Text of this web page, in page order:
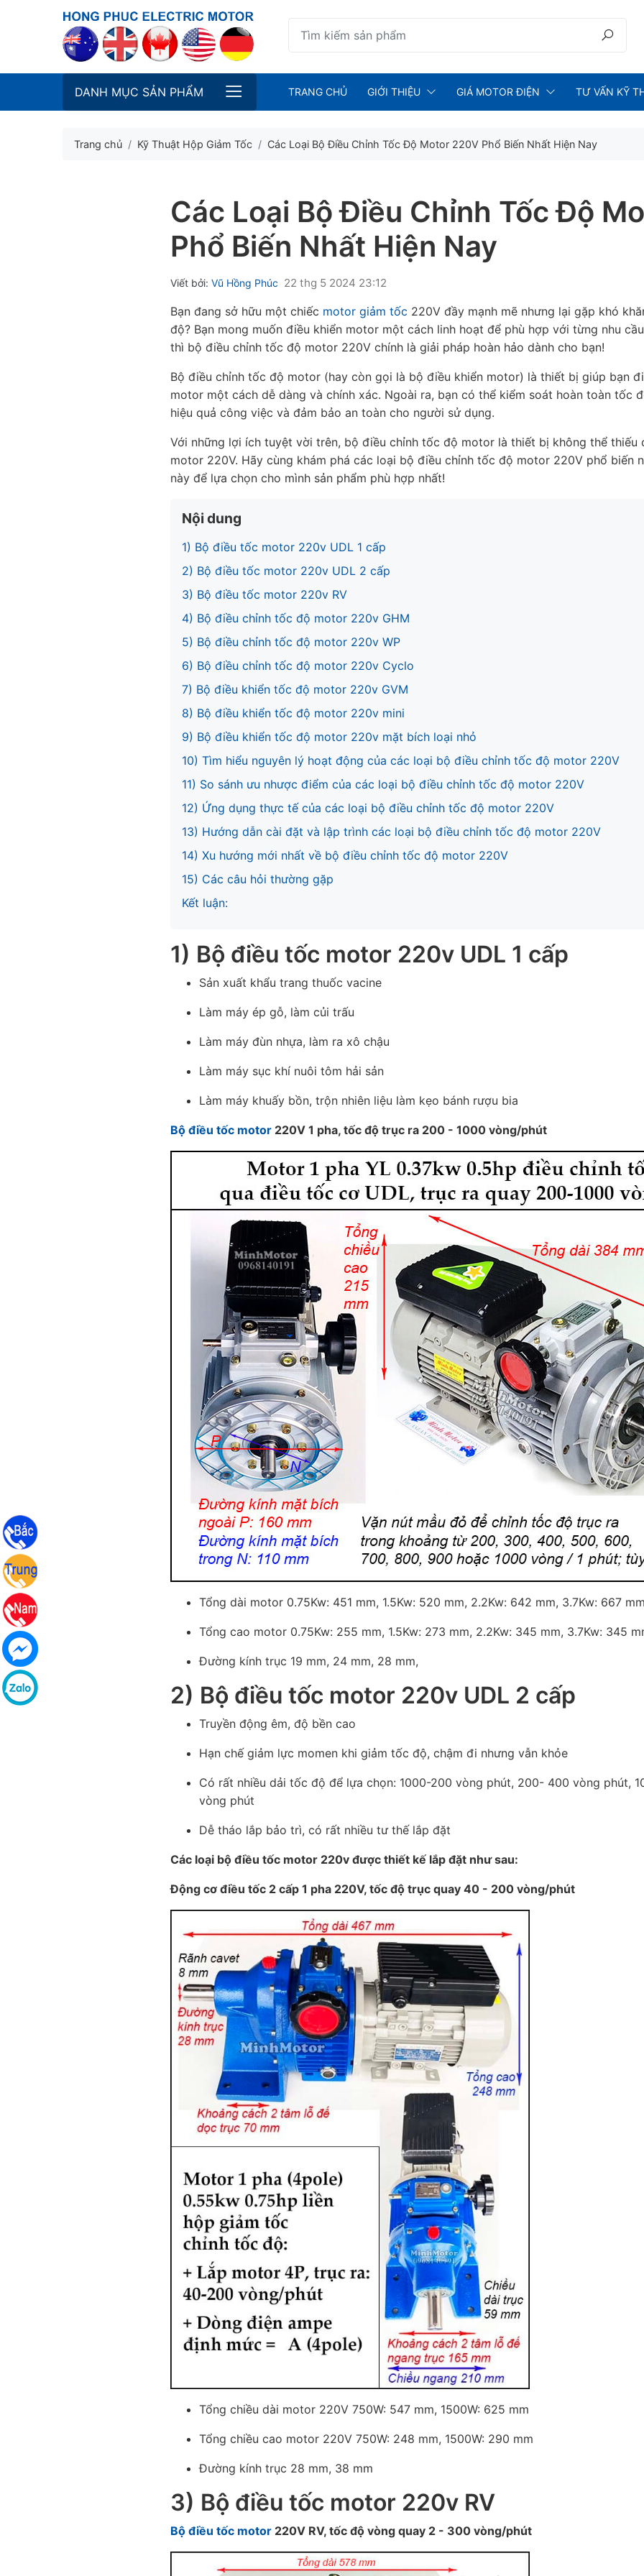
DANH MỤC SẢN PHẨM TRANG CHỦ GIỚI THIỆU GIÁ MOTOR ĐIỆN TƯ VẤN KỸ
Trang chủ Kỹ Thuật Hộp Giảm Tốc Các Loại Bộ Điều Chỉnh Tốc Độ Motor 220V Phổ Biến Nhất Hiện Nay
Các Loại Bộ Điều Chỉnh Tốc Độ
Phổ Biến Nhất Hiện Nay
Viết bởi: Vũ Hồng Phúc 22 thg 5 2024 23:12
Bạn đang sở hữu một chiếc motor giảm tốc 220V đầy mạnh mẽ nhưng lại gặp khó
độ? Bạn mong muốn điều khiển motor một cách linh hoạt để phù hợp với từng nhu
thì bộ điều chỉnh tốc độ motor 220V chính là giải pháp hoàn hảo dành cho bạn!
Bộ điều chỉnh tốc độ motor (hay còn gọi là bộ điều khiển motor) là thiết bị giúp bạn
motor một cách dễ dàng và chính xác. Ngoài ra, bạn có thể kiểm soát hoàn toàn tốc
hiệu quả công việc và đảm bảo an toàn cho người sử dụng.
Với những lợi ích tuyệt vời trên, bộ điều chỉnh tốc độ motor là thiết bị không thể thiếu
motor 220V. Hãy cùng khám phá các loại bộ điều chỉnh tốc độ motor 220V phổ biến
này để lựa chọn cho mình sản phẩm phù hợp nhất!
Nội dung
1) Bộ điều tốc motor 220v UDL 1 cấp
2) Bộ điều tốc motor 220v UDL 2 cấp
3) Bộ điều tốc motor 220v RV
4) Bộ điều chỉnh tốc độ motor 220v GHM
5) Bộ điều chỉnh tốc độ motor 220v WP
6) Bộ điều chỉnh tốc độ motor 220v Cyclo
7) Bộ điều khiển tốc độ motor 220v GVM
8) Bộ điều khiển tốc độ motor 220v mini
9) Bộ điều khiển tốc độ motor 220v mặt bích loại nhỏ
10) Tìm hiểu nguyên lý hoạt động của các loại bộ điều chỉnh tốc độ motor 220V
11) So sánh ưu nhược điểm của các loại bộ điều chỉnh tốc độ motor 220V
12) Ứng dụng thực tế của các loại bộ điều chỉnh tốc độ motor 220V
13) Hướng dẫn cài đặt và lập trình các loại bộ điều chỉnh tốc độ motor 220V
14) Xu hướng mới nhất về bộ điều chỉnh tốc độ motor 220V
15) Các câu hỏi thường gặp
Kết luận:
1) Bộ điều tốc motor 220v UDL 1 cấp
Sản xuất khẩu trang thuốc vacine
Làm máy ép gỗ, làm củi trấu
Làm máy đùn nhựa, làm ra xô chậu
Làm máy sục khí nuôi tôm hải sản
Làm máy khuấy bồn, trộn nhiên liệu làm kẹo bánh rượu bia
Bộ điều tốc motor 220V 1 pha, tốc độ trục ra 200 - 1000 vòng/phút
Tổng dài motor 0.75Kw: 451 mm, 1.5Kw: 520 mm, 2.2Kw: 642 mm, 3.7Kw: 667
Tổng cao motor 0.75Kw: 255 mm, 1.5Kw: 273 mm, 2.2Kw: 345 mm, 3.7Kw: 345
Đường kính trục 19 mm, 24 mm, 28 mm,
2) Bộ điều tốc motor 220v UDL 2 cấp
Truyền động êm, độ bền cao
Hạn chế giảm lực momen khi giảm tốc độ, chậm đi nhưng vẫn khỏe
Có rất nhiều dải tốc độ để lựa chọn: 1000-200 vòng phút, 200- 400 vòng phút,
vòng phút
Dễ tháo lắp bảo trì, có rất nhiều tư thế lắp đặt
Các loại bộ điều tốc motor 220v được thiết kế lắp đặt như sau:
Động cơ điều tốc 2 cấp 1 pha 220V, tốc độ trục quay 40 - 200 vòng/phút
Tổng chiều dài motor 220V 750W: 547 mm, 1500W: 625 mm
Tổng chiều cao motor 220V 750W: 248 mm, 1500W: 290 mm
Đường kính trục 28 mm, 38 mm
3) Bộ điều tốc motor 220v RV
Bộ điều tốc motor 220V RV, tốc độ vòng quay 2 - 300 vòng/phút